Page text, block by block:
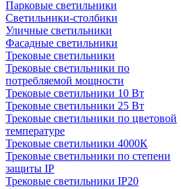
Парковые светильники
Светильники-столбики
Уличные светильники
Фасадные светильники
Трековые светильники
Трековые светильники по
потребляемой мощности
Трековые светильники 10 Вт
Трековые светильники 25 Вт
Трековые светильники по цветовой
температуре
Трековые светильники 4000К
Трековые светильники по степени
защиты IP
Трековые светильники IP20